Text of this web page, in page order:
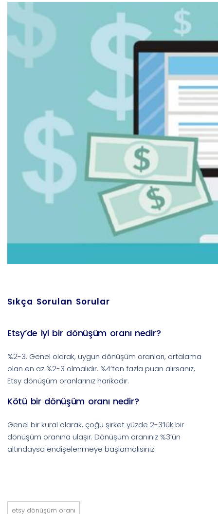
Sıkça Sorulan Sorular
Etsy’de iyi bir dönüşüm oranı nedir?
%2-3. Genel olarak, uygun dönüşüm oranları, ortalama
olan en az %2-3 olmalıdır. %4’ten fazla puan alırsanız,
Etsy dönüşüm oranlarınız harikadır.
Kötü bir dönüşüm oranı nedir?
Genel bir kural olarak, çoğu şirket yüzde 2-3’lük bir
dönüşüm oranına ulaşır. Dönüşüm oranınız %3’ün
altındaysa endişelenmeye başlamalısınız.
etsy dönüşüm oranı